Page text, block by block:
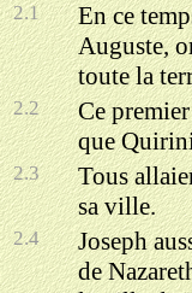
2.1
En ce
Auguste,
toute la
2.2
Ce
que
2.3
Tous
sa ville.
2.4
Joseph
de